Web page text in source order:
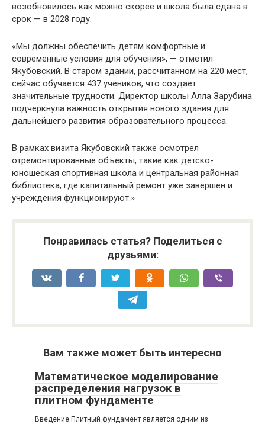
возобновилось как можно скорее и школа была сдана в
срок — в 2028 году.
«Мы должны обеспечить детям комфортные и
современные условия для обучения», — отметил
Якубовский. В старом здании, рассчитанном на 220 мест,
сейчас обучается 437 учеников, что создает
значительные трудности. Директор школы Алла Зарубина
подчеркнула важность открытия нового здания для
дальнейшего развития образовательного процесса.
В рамках визита Якубовский также осмотрел
отремонтированные объекты, такие как детско-
юношеская спортивная школа и центральная районная
библиотека, где капитальный ремонт уже завершен и
учреждения функционируют.»
Понравилась статья? Поделиться с
друзьями:
Вам также может быть интересно
Математическое моделирование
распределения нагрузок в
плитном фундаменте
Введение Плитный фундамент является одним из